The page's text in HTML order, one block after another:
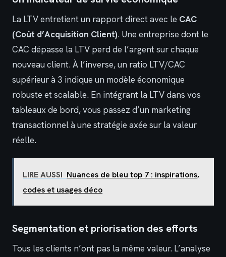
La LTV entretient un rapport direct avec le CAC
(Coût d’Acquisition Client). Une entreprise dont le
CAC dépasse la LTV perd de l’argent sur chaque
nouveau client. À l’inverse, un ratio LTV/CAC
supérieur à 3 indique un modèle économique
robuste et scalable. En intégrant la LTV dans vos
tableaux de bord, vous passez d’un marketing
transactionnel à une stratégie axée sur la valeur
réelle.
LIRE AUSSI Nuances de bleu top 7 : inspirations,
codes et usages déco
Segmentation et priorisation des efforts
Tous les clients n’ont pas la même valeur. L’analyse